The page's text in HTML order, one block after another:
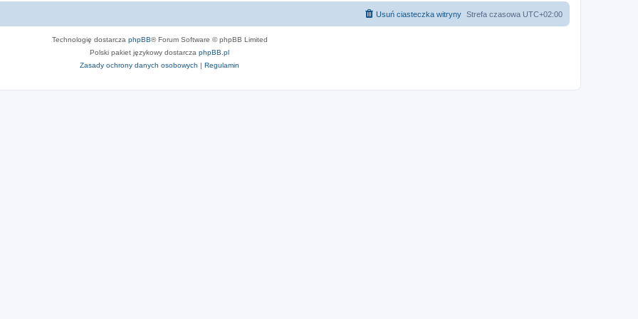
Strefa czasowa UTC+02:00
Usuń ciasteczka witryny
Technologię dostarcza phpBB® Forum Software © phpBB Limited
Polski pakiet językowy dostarcza phpBB.pl
Zasady ochrony danych osobowych | Regulamin